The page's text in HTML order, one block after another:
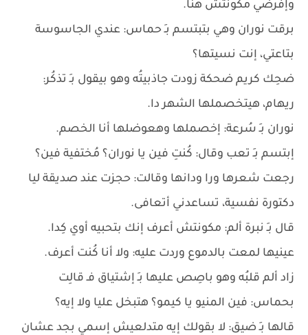
وإفرضي مكونتش هنا.
برقت نوران وهي بتبتسم بـِ حماس: عندي الجاسوسة
بتاعتي، إنت نسيتها؟
ضحِك كريم ضحكة زودت جاذبيتُه وهو بيقول بـِ تذكُر:
ريهام، هيتخصملها الشهر دا.
نوران بـِ سُرعة: إخصملها وهعوضلها أنا الخصم.
إبتسم بـِ تعب وقال: كُنتِ فين يا نوران؟ مُختفية فين؟
رجعت شعرها ورا ودانها وقالت: حجزت عند صديقة ليا
دكتورة نفسية، تساعدني أتعافى.
قال بـِ نبرة ألم: مكونتش أعرف إنك بتحبيه أوي كِدا.
عينيها لمعت بالدموع وردت عليه: ولا أنا كُنت أعرف.
زاد ألم قلبُه وهو باصِص عليها بـِ إشتياق فـ قالِت
بحماس: فين المنيو يا كيمو؟ هتبخل عليا ولا إيه؟
قالها بـِ ضيق: لا بقولك إيه متدلعيش إسمي بجد عشان